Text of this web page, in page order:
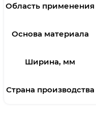
Область применения
Основа материала
Ширина, мм
Страна производства